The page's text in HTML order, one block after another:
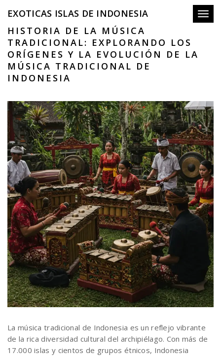
EXOTICAS ISLAS DE INDONESIA
HISTORIA DE LA MÚSICA
TRADICIONAL: EXPLORANDO LOS
ORÍGENES Y LA EVOLUCIÓN DE LA
MÚSICA TRADICIONAL DE
INDONESIA
La música tradicional de Indonesia es un reflejo vibrante
de la rica diversidad cultural del archipiélago. Con más de
17.000 islas y cientos de grupos étnicos, Indonesia